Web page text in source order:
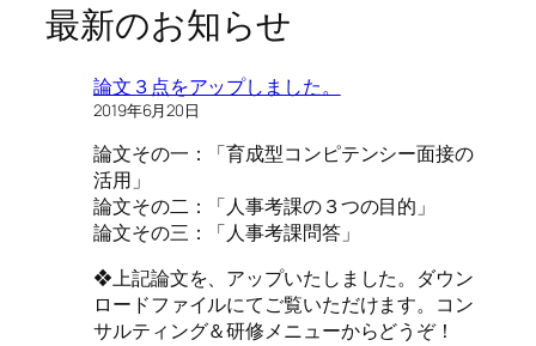
最新のお知らせ
論文３点をアップしました。
2019年6月20日
論文その一：「育成型コンピテンシー面接の
活用」
論文その二：「人事考課の３つの目的」
論文その三：「人事考課問答」
❖上記論文を、アップいたしました。ダウン
ロードファイルにてご覧いただけます。コン
サルティング＆研修メニューからどうぞ！